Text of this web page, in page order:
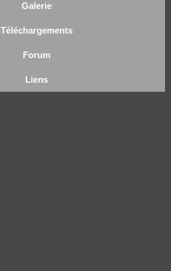
Galerie
Téléchargements
Forum
Liens